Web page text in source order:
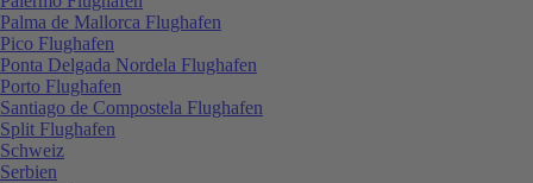
Palma de Mallorca Flughafen
Pico Flughafen
Ponta Delgada Nordela Flughafen
Porto Flughafen
Santiago de Compostela Flughafen
Split Flughafen
Schweiz
Serbien